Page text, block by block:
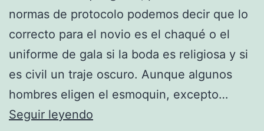
normas de protocolo podemos decir que lo
correcto para el novio es el chaqué o el
uniforme de gala si la boda es religiosa y si
es civil un traje oscuro. Aunque algunos
hombres eligen el esmoquin, excepto…
Seguir leyendo